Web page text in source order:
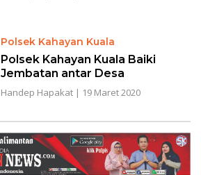
Polsek Kahayan Kuala
Polsek Kahayan Kuala Baiki
Jembatan antar Desa
Handep Hapakat| 19 Maret 2020